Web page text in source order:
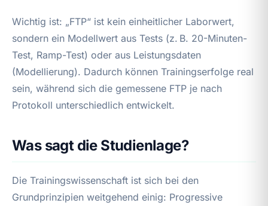
Wichtig ist: „FTP“ ist kein einheitlicher Laborwert,
sondern ein Modellwert aus Tests (z. B. 20-Minuten-
Test, Ramp-Test) oder aus Leistungsdaten
(Modellierung). Dadurch können Trainingserfolge real
sein, während sich die gemessene FTP je nach
Protokoll unterschiedlich entwickelt.
Was sagt die Studienlage?
Die Trainingswissenschaft ist sich bei den
Grundprinzipien weitgehend einig: Progressive